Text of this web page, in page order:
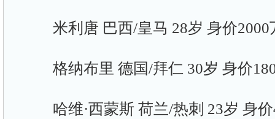
米利唐 巴西/皇马 28岁 身价2000
格纳布里 德国/拜仁 30岁 身价
哈维·西蒙斯 荷兰/热刺 23岁 身价